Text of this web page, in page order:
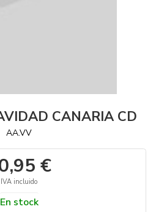
CANARIA CD
AA.VV
€
IVA incluido
En stock